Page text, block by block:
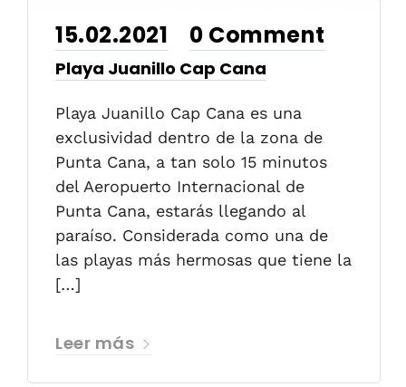
15.02.2021 0 Comment
Playa Juanillo Cap Cana
Playa Juanillo Cap Cana es una
exclusividad dentro de la zona de
Punta Cana, a tan solo 15 minutos
del Aeropuerto Internacional de
Punta Cana, estarás llegando al
paraíso. Considerada como una de
las playas más hermosas que tiene la
[…]
Leer más